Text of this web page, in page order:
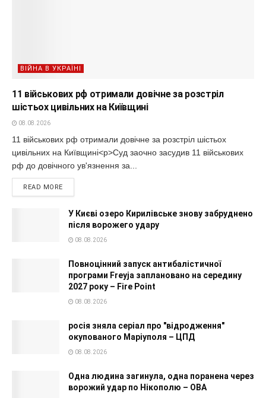
ВІЙНА В УКРАЇНІ
11 військових рф отримали довічне за розстріл
шістьох цивільних на Київщині
08.08.2026
11 військових рф отримали довічне за розстріл шістьох
цивільних на Київщині<p>Суд заочно засудив 11 військових
рф до довічного ув'язнення за...
READ MORE
У Києві озеро Кирилівське знову забруднено
після ворожего удару
08.08.2026
Повноцінний запуск антибалістичної
програми Freyja заплановано на середину
2027 року – Fire Point
08.08.2026
росія зняла серіал про "відродження"
окупованого Маріуполя – ЦПД
08.08.2026
Одна людина загинула, одна поранена через
ворожий удар по Нікополю – ОВА